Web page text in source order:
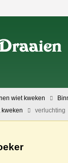
wiet kweken
verluchting